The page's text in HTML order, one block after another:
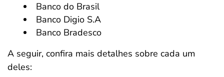
Banco do Brasil
Banco Digio S.A
Banco Bradesco
A seguir, confira mais detalhes sobre cada um
deles: